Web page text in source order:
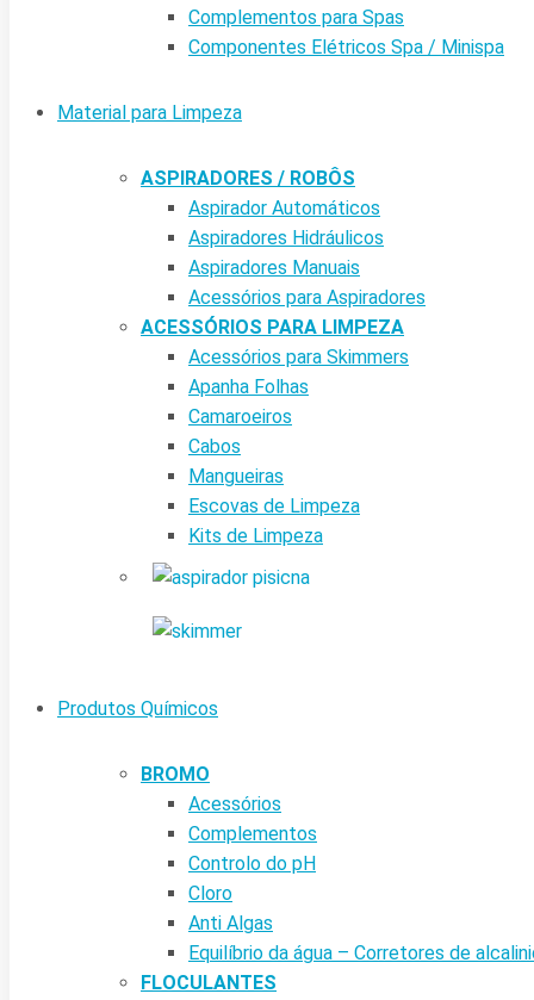
Complementos para Spas
Componentes Elétricos Spa / Minispa
Material para Limpeza
ASPIRADORES / ROBÔS
Aspirador Automáticos
Aspiradores Hidráulicos
Aspiradores Manuais
Acessórios para Aspiradores
ACESSÓRIOS PARA LIMPEZA
Acessórios para Skimmers
Apanha Folhas
Camaroeiros
Cabos
Mangueiras
Escovas de Limpeza
Kits de Limpeza
Produtos Químicos
BROMO
Acessórios
Complementos
Controlo do pH
Cloro
Anti Algas
Equilíbrio da água – Corretores de
FLOCULANTES